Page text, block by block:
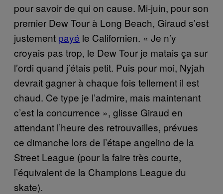
pour savoir de qui on cause. Mi-juin, pour son
premier Dew Tour à Long Beach, Giraud s’est
justement payé le Californien. « Je n’y
croyais pas trop, le Dew Tour je matais ça sur
l’ordi quand j’étais petit. Puis pour moi, Nyjah
devrait gagner à chaque fois tellement il est
chaud. Ce type je l’admire, mais maintenant
c’est la concurrence », glisse Giraud en
attendant l’heure des retrouvailles, prévues
ce dimanche lors de l’étape angelino de la
Street League (pour la faire très courte,
l’équivalent de la Champions League du
skate).